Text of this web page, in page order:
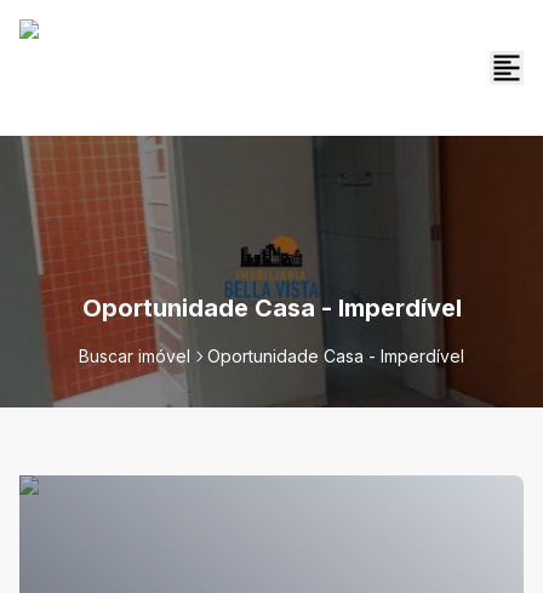
Oportunidade Casa - Imperdível
Buscar imóvel Oportunidade Casa - Imperdível